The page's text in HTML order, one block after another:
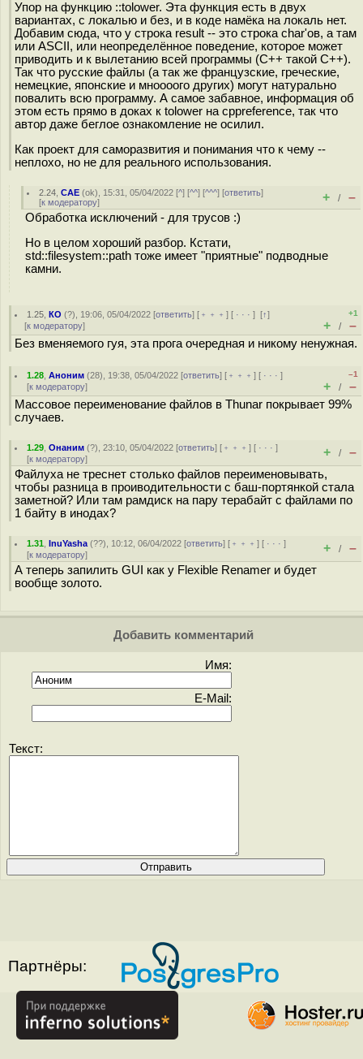
Упор на функцию ::tolower. Эта функция есть в двух
вариантах, с локалью и без, и в коде намёка на локаль нет.
Добавим сюда, что у строка result -- это строка char'ов, а там
или ASCII, или неопределённое поведение, которое может
приводить и к вылетанию всей программы (C++ такой C++).
Так что русские файлы (а так же французские, греческие,
немецкие, японские и мноооого других) могут натурально
повалить всю программу. А самое забавное, информация об
этом есть прямо в доках к tolower на cppreference, так что
автор даже беглое ознакомление не осилил.
Как проект для саморазвития и понимания что к чему --
неплохо, но не для реального использования.
2.24 ,CAE (ok), 15:31, 05/04/2022 [^] [^^] [^^^] [ответить]
[к модератору] + / –
Обработка исключений - для трусов :)
Но в целом хороший разбор. Кстати,
std::filesystem::path тоже имеет "приятные" подводные
камни.
1.25 ,КО (?), 19:06, 05/04/2022 [ответить] [ ﹢﹢﹢] [ · · ·][↑]
[к модератору]
+1
+ / –
Без вменяемого гуя, эта прога очередная и никому ненужная.
1.28 ,Аноним (28), 19:38, 05/04/2022 [ответить] [ ﹢﹢﹢] [ · · ·]
[к модератору]
–1
+ / –
Массовое переименование файлов в Thunar покрывает 99%
случаев.
1.29 ,Онаним (?), 23:10, 05/04/2022 [ответить] [ ﹢﹢﹢] [ · · ·]
[к модератору] + / –
Файлуха не треснет столько файлов переименовывать,
чтобы разница в проиводительности с баш-портянкой стала
заметной? Или там рамдиск на пару терабайт с файлами по
1 байту в инодах?
1.31 ,InuYasha (??), 10:12, 06/04/2022 [ответить] [ ﹢﹢﹢] [ · · ·]
[к модератору] + / –
А теперь запилить GUI как у Flexible Renamer и будет
вообще золото.
Добавить комментарий
Имя:
E-Mail:
Текст:
Партнёры: